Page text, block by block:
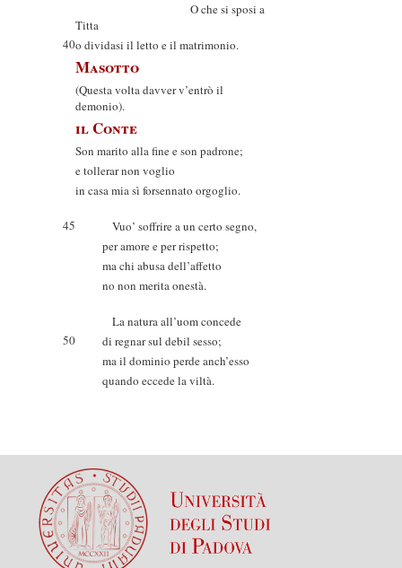
O che si sposi a
Titta
40o dividasi il letto e il matrimonio.
Masotto
(Questa volta davver v’entrò il
demonio).
il Conte
Son marito alla fine e son padrone;
e tollerar non voglio
in casa mia sì forsennato orgoglio.
45
Vuo’ soffrire a un certo segno,
per amore e per rispetto;
ma chi abusa dell’affetto
no non merita onestà.
La natura all’uom concede
50
di regnar sul debil sesso;
ma il dominio perde anch’esso
quando eccede la viltà.